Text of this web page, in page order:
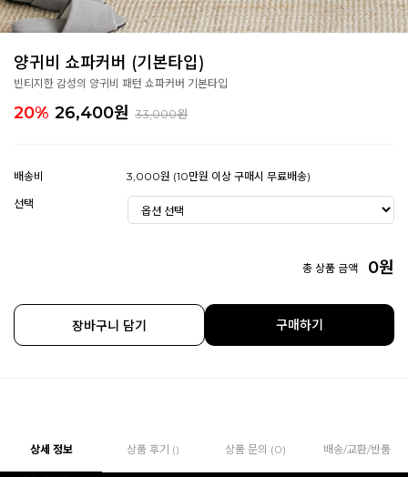
양귀비 쇼파커버 (기본타입)
빈티지한 감성의 양귀비 패턴 쇼파커버 기본타입
20% 26,400원 33,000원
배송비
3,000원 (10만원 이상 구매시 무료배송)
선택
총 상품 금액 0원
장바구니 담기 구매하기
상세 정보 상품 후기 () 상품 문의 (0) 배송/교환/반품